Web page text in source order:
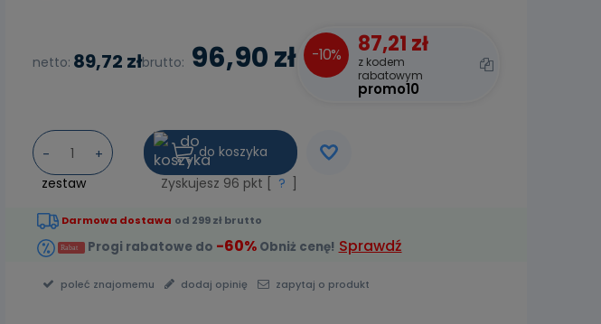
brutto: 96,90 zł
netto: 89,72 zł -10% 87,21 zł
z kodem
rabatowym
promo10
-
+
zestaw
do koszyka
Zyskujesz 96 pkt [ ?
Darmowa dostawa od 299 zł brutto
Progi rabatowe do -60% Obniż cenę! Sprawdź
zapytaj o produkt
poleć znajomemu dodaj opinię